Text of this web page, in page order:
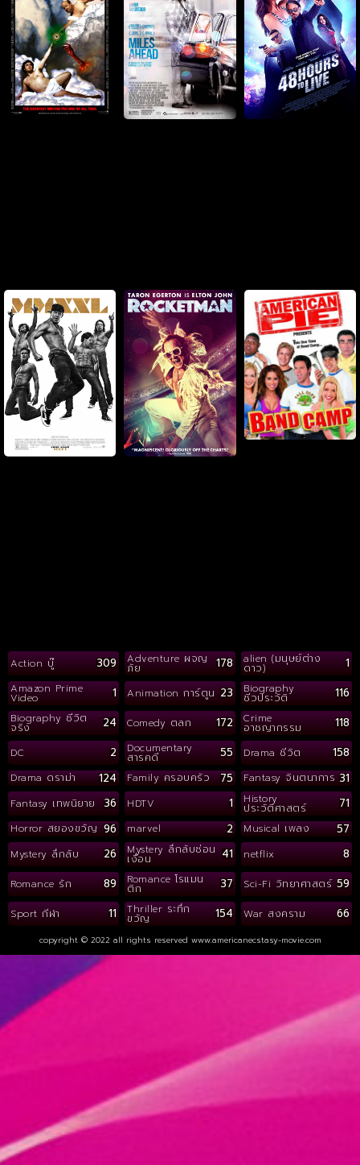
Action บู๊ 309 Adventure ผจญ
ภัย 178 alien (มนุษย์ต่าง
ดาว) 1
Amazon Prime
Video 1 Animation การ์ตูน 23 Biography
ชีวประวัติ 116
Biography ชีวิต
จริง 24 Comedy ตลก 172 Crime
อาชญากรรม 118
DC 2 Documentary
สารคดี 55 Drama ชีวิต 158
Drama ดราม่า 124 Family ครอบครัว 75 Fantasy จินตนาการ 31
Fantasy เทพนิยาย 36 HDTV 1 History
ประวัติศาสตร์ 71
Horror สยองขวัญ 96 marvel 2 Musical เพลง 57
Mystery ลึกลับ 26 Mystery ลึกลับซ่อน
เงื่อน 41 netflix 8
Romance รัก 89 Romance โรแมน
ติก 37 Sci-Fi วิทยาศาสตร์ 59
Sport กีฬา 11 Thriller ระทึก
ขวัญ 154 War สงคราม 66
copyright © 2022 all rights reserved www.americanecstasy-movie.com